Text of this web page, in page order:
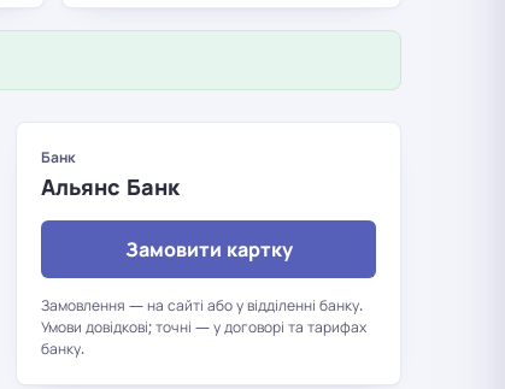
Банк
Альянс Банк
Замовити картку
Замовлення — на сайті або у відділенні банку.
Умови довідкові; точні — у договорі та тарифах
банку.